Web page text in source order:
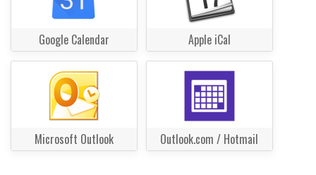
Google Calendar Apple iCal
Microsoft Outlook Outlook.com / Hotmail